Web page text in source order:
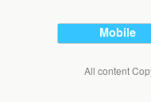
Mobile
All content